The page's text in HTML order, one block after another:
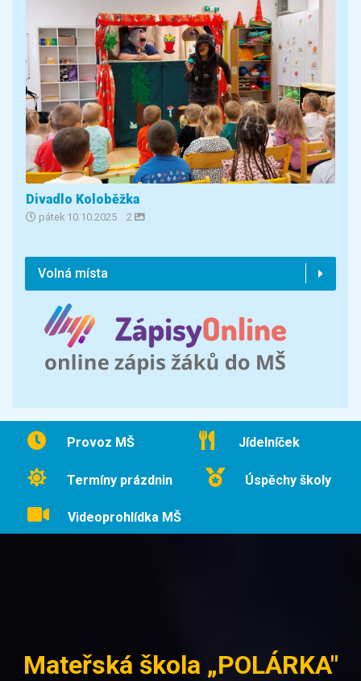
Divadlo Koloběžka
pátek 10.10.2025 | 2
Volná místa
Provoz MŠ Jídelníček
Termíny prázdnin Úspěchy školy
Videoprohlídka MŠ
Mateřská škola „POLÁRKA"